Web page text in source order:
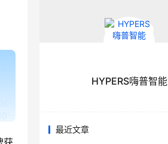
HYPERS嗨普智能
最近文章